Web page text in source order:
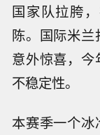
国家队拉胯
陈。国际米
意外惊喜，
不稳定性。
本赛季一个